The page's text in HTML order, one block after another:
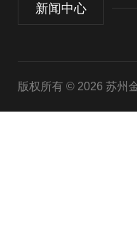
新闻中心
版权所有 © 2026 苏州